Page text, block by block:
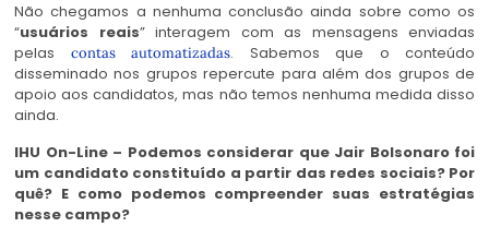
Não chegamos a nenhuma conclusão ainda sobre como os
“usuários reais” interagem com as mensagens enviadas
pelas contas automatizadas. Sabemos que o conteúdo
disseminado nos grupos repercute para além dos grupos de
apoio aos candidatos, mas não temos nenhuma medida disso
ainda.
IHU On-Line – Podemos considerar que Jair Bolsonaro foi
um candidato constituído a partir das redes sociais? Por
quê? E como podemos compreender suas estratégias
nesse campo?